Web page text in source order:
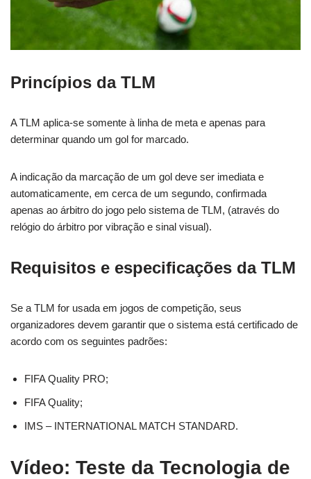
Princípios da TLM
A TLM aplica-se somente à linha de meta e apenas para
determinar quando um gol for marcado.
A indicação da marcação de um gol deve ser imediata e
automaticamente, em cerca de um segundo, confirmada
apenas ao árbitro do jogo pelo sistema de TLM, (através do
relógio do árbitro por vibração e sinal visual).
Requisitos e especificações da TLM
Se a TLM for usada em jogos de competição, seus
organizadores devem garantir que o sistema está certificado de
acordo com os seguintes padrões:
FIFA Quality PRO;
FIFA Quality;
IMS – INTERNATIONAL MATCH STANDARD.
Vídeo: Teste da Tecnologia de